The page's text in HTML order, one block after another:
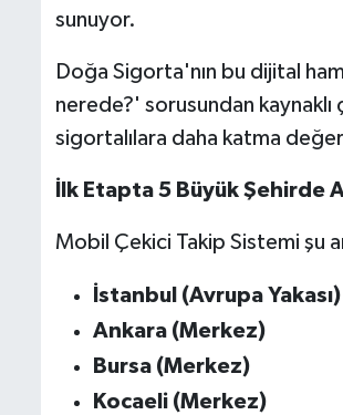
sunuyor.
Doğa Sigorta'nın bu dijital
nerede?' sorusundan
sigortalılara daha katma
İlk Etapta 5 Büyük Şehirde
Mobil Çekici Takip Sistemi şu
İstanbul (Avrupa Yakası)
Ankara (Merkez)
Bursa (Merkez)
Kocaeli (Merkez)